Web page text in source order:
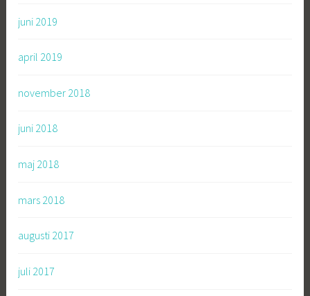
juni 2019
april 2019
november 2018
juni 2018
maj 2018
mars 2018
augusti 2017
juli 2017